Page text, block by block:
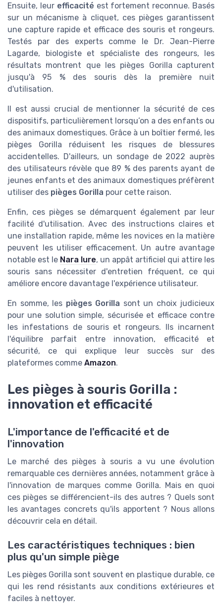
Ensuite, leur efficacité est fortement reconnue. Basés
sur un mécanisme à cliquet, ces pièges garantissent
une capture rapide et efficace des souris et rongeurs.
Testés par des experts comme le Dr. Jean-Pierre
Lagarde, biologiste et spécialiste des rongeurs, les
résultats montrent que les pièges Gorilla capturent
jusqu'à 95 % des souris dès la première nuit
d'utilisation.
Il est aussi crucial de mentionner la sécurité de ces
dispositifs, particulièrement lorsqu’on a des enfants ou
des animaux domestiques. Grâce à un boîtier fermé, les
pièges Gorilla réduisent les risques de blessures
accidentelles. D'ailleurs, un sondage de 2022 auprès
des utilisateurs révèle que 89 % des parents ayant de
jeunes enfants et des animaux domestiques préfèrent
utiliser des pièges Gorilla pour cette raison.
Enfin, ces pièges se démarquent également par leur
facilité d'utilisation. Avec des instructions claires et
une installation rapide, même les novices en la matière
peuvent les utiliser efficacement. Un autre avantage
notable est le Nara lure, un appât artificiel qui attire les
souris sans nécessiter d'entretien fréquent, ce qui
améliore encore davantage l'expérience utilisateur.
En somme, les pièges Gorilla sont un choix judicieux
pour une solution simple, sécurisée et efficace contre
les infestations de souris et rongeurs. Ils incarnent
l'équilibre parfait entre innovation, efficacité et
sécurité, ce qui explique leur succès sur des
plateformes comme Amazon.
Les pièges à souris Gorilla :
innovation et efficacité
L'importance de l'efficacité et de
l'innovation
Le marché des pièges à souris a vu une évolution
remarquable ces dernières années, notamment grâce à
l'innovation de marques comme Gorilla. Mais en quoi
ces pièges se différencient-ils des autres ? Quels sont
les avantages concrets qu'ils apportent ? Nous allons
découvrir cela en détail.
Les caractéristiques techniques : bien
plus qu'un simple piège
Les pièges Gorilla sont souvent en plastique durable, ce
qui les rend résistants aux conditions extérieures et
faciles à nettoyer.